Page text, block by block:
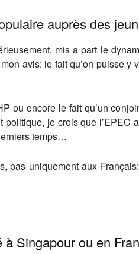
auprès des
mis a part le
avis: le fait qu’on puisse
ou encore le fait qu’un
je crois que
temps…
pas uniquement aux
Singapour ou en